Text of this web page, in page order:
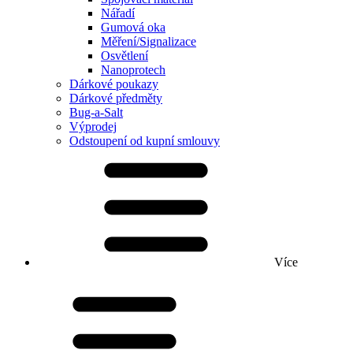
Nářadí
Gumová oka
Měření/Signalizace
Osvětlení
Nanoprotech
Dárkové poukazy
Dárkové předměty
Bug-a-Salt
Výprodej
Odstoupení od kupní smlouvy
Více